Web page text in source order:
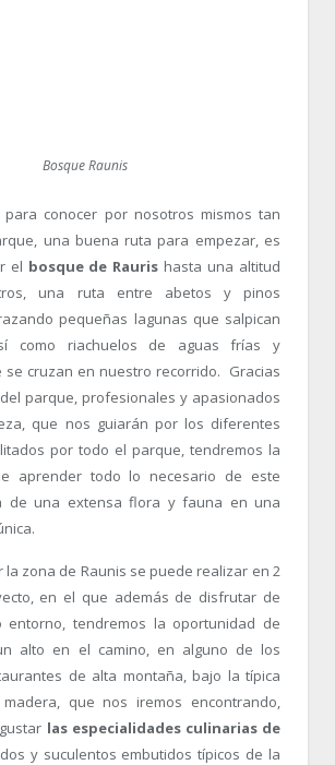
Bosque Raunis
para conocer por nosotros mismos tan
una buena ruta para empezar, es
el bosque de Rauris hasta una altitud
una ruta entre abetos y pinos
pequeñas lagunas que salpican
como riachuelos de aguas frías y
se cruzan en nuestro recorrido. Gracias
del parque, profesionales y apasionados
que nos guiarán por los diferentes
por todo el parque, tendremos la
aprender todo lo necesario de este
de una extensa flora y fauna en una
la zona de Raunis se puede realizar en 2
en el que además de disfrutar de
entorno, tendremos la oportunidad de
alto en el camino, en alguno de los
de alta montaña, bajo la típica
que nos iremos encontrando,
las especialidades culinarias de
y suculentos embutidos típicos de la